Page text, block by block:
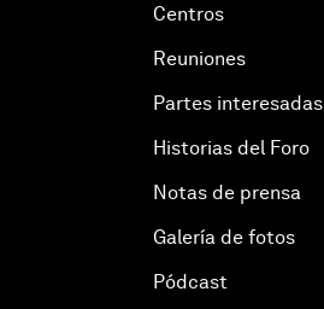
Centros
Reuniones
Partes interesadas
Historias del Foro
Notas de prensa
Galería de fotos
Pódcast